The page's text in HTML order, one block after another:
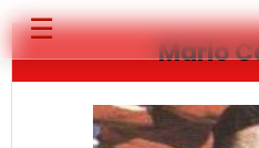
☰
Mario